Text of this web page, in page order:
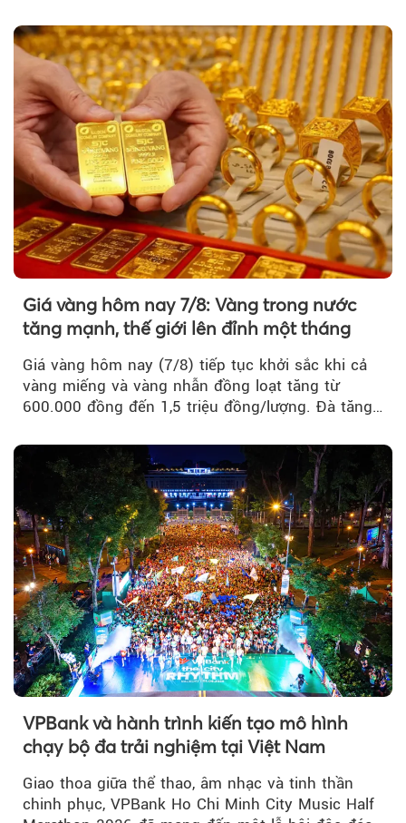
Giá vàng hôm nay 7/8: Vàng trong nước
tăng mạnh, thế giới lên đỉnh một tháng
Giá vàng hôm nay (7/8) tiếp tục khởi sắc khi cả
vàng miếng và vàng nhẫn đồng loạt tăng từ
600.000 đồng đến 1,5 triệu đồng/lượng. Đà tăng
vàng thế giới bứt phá lên mức cao nhất trong
một tháng.
VPBank và hành trình kiến tạo mô hình
chạy bộ đa trải nghiệm tại Việt Nam
Giao thoa giữa thể thao, âm nhạc và tinh thần
chinh phục, VPBank Ho Chi Minh City Music Half